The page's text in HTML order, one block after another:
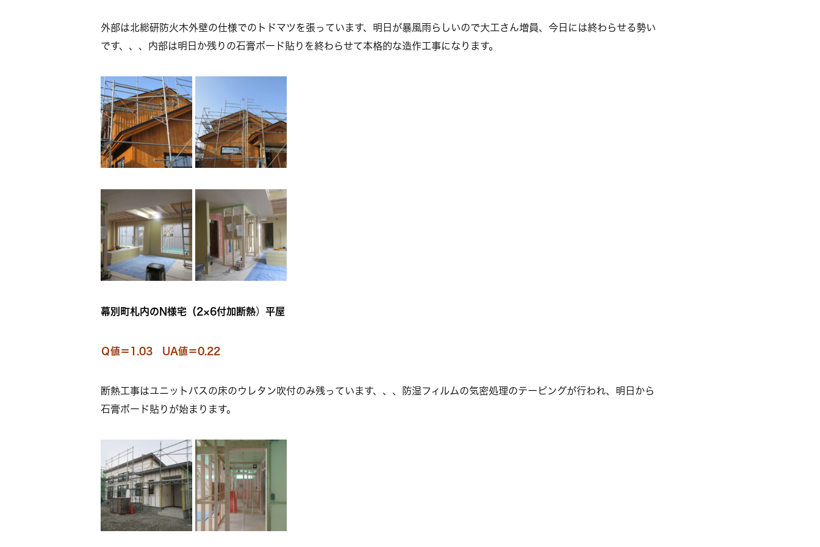
外部は北総研防火木外壁の仕様でのトドマツを張っています、明日が暴風雨らしいので大工さん増員、今日には終わらせる勢い
です、、、内部は明日か残りの石膏ボード貼りを終わらせて本格的な造作工事になります。
幕別町札内のN様宅（2×6付加断熱） 平屋
Ｑ値＝1.03 UA値＝0.22
断熱工事はユニットバスの床のウレタン吹付のみ残っています、、、防湿フィルムの気密処理のテーピングが行われ、明日から
石膏ボード貼りが始まります。